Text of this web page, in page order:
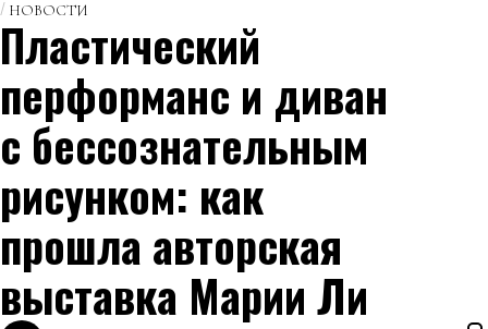
НОВОСТИ
Пластический
перформанс и диван
с бессознательным
рисунком: как
прошла авторская
выставка Марии Ли